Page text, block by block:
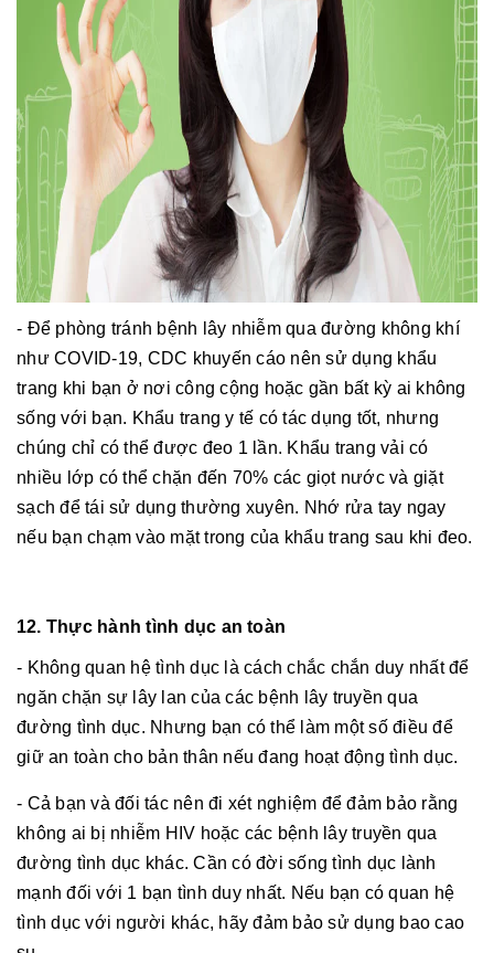
- Để phòng tránh bệnh lây nhiễm qua đường không khí
như COVID-19, CDC khuyến cáo nên sử dụng khẩu
trang khi bạn ở nơi công cộng hoặc gần bất kỳ ai không
sống với bạn. Khẩu trang y tế có tác dụng tốt, nhưng
chúng chỉ có thể được đeo 1 lần. Khẩu trang vải có
nhiều lớp có thể chặn đến 70% các giọt nước và giặt
sạch để tái sử dụng thường xuyên. Nhớ rửa tay ngay
nếu bạn chạm vào mặt trong của khẩu trang sau khi đeo.
12. Thực hành tình dục an toàn
- Không quan hệ tình dục là cách chắc chắn duy nhất để
ngăn chặn sự lây lan của các bệnh lây truyền qua
đường tình dục. Nhưng bạn có thể làm một số điều để
giữ an toàn cho bản thân nếu đang hoạt động tình dục.
- Cả bạn và đối tác nên đi xét nghiệm để đảm bảo rằng
không ai bị nhiễm HIV hoặc các bệnh lây truyền qua
đường tình dục khác. Cần có đời sống tình dục lành
mạnh đối với 1 bạn tình duy nhất. Nếu bạn có quan hệ
tình dục với người khác, hãy đảm bảo sử dụng bao cao